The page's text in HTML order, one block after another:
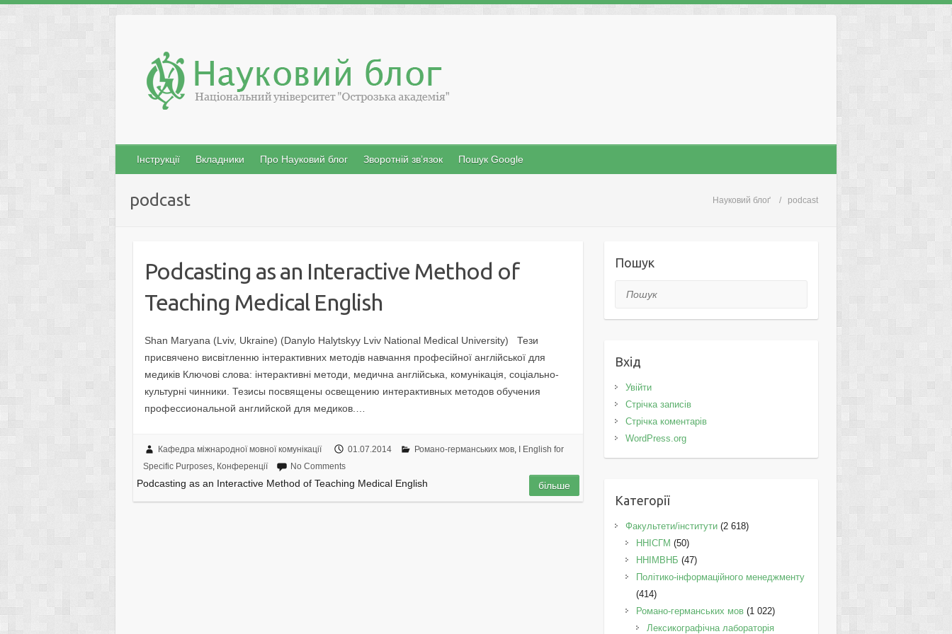
content
Інструкції Вкладники Про Науковий блог Зворотній зв’язок Пошук Google
Науковий блоґ podcast
podcast
Podcasting as an Interactive Method of
Teaching Medical English
Shan Maryana (Lviv, Ukraine) (Danylo Halytskyy Lviv National Medical University) Тези
присвячено висвітленню інтерактивних методів навчання професійної англійської для
медиків Ключові слова: інтерактивні методи, медична англійська, комунікація, соціально-
культурні чинники. Тезисы посвящены освещению интерактивных методов обучения
профессиональной английской для медиков.…
Кафедра міжнародної мовної комунікації 01.07.2014 Романо-германських мов,
І English for
Specific Purposes, Конференції No Comments
Podcasting as an Interactive Method of Teaching Medical English більше
Пошук
Пошук
Вхід
Увійти
Стрічка записів
Стрічка коментарів
WordPress.org
Категорії
Факультети/інститути(2 618)
ННІСГМ (50)
ННІМВНБ (47)
Політико-інформаційного менеджменту
(414)
Романо-германських мов(1 022)
Лексикографічна лабораторія